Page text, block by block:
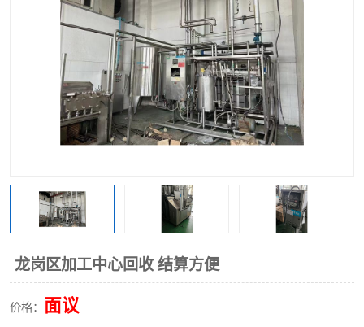
龙岗区加工中心回收 结算方便
价格： 面议